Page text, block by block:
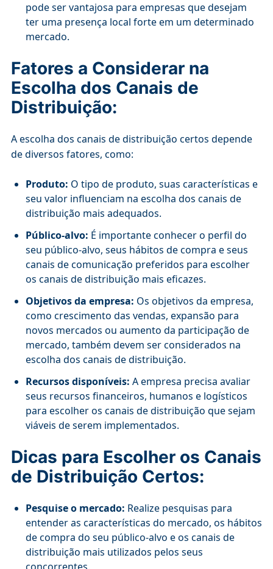
pode ser vantajosa para empresas que desejam
ter uma presença local forte em um determinado
mercado.
Fatores a Considerar na
Escolha dos Canais de
Distribuição:
A escolha dos canais de distribuição certos depende
de diversos fatores, como:
Produto: O tipo de produto, suas características e
seu valor influenciam na escolha dos canais de
distribuição mais adequados.
Público-alvo: É importante conhecer o perfil do
seu público-alvo, seus hábitos de compra e seus
canais de comunicação preferidos para escolher
os canais de distribuição mais eficazes.
Objetivos da empresa: Os objetivos da empresa,
como crescimento das vendas, expansão para
novos mercados ou aumento da participação de
mercado, também devem ser considerados na
escolha dos canais de distribuição.
Recursos disponíveis: A empresa precisa avaliar
seus recursos financeiros, humanos e logísticos
para escolher os canais de distribuição que sejam
viáveis de serem implementados.
Dicas para Escolher os Canais
de Distribuição Certos:
Pesquise o mercado: Realize pesquisas para
entender as características do mercado, os hábitos
de compra do seu público-alvo e os canais de
distribuição mais utilizados pelos seus